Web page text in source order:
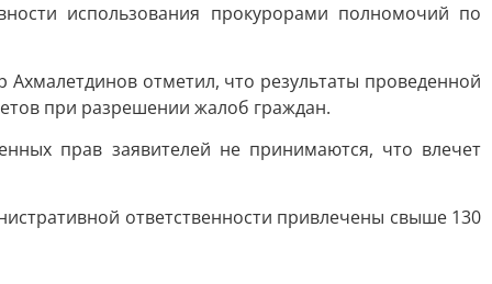
использования прокурорами полномочий по
отметил, что результаты проведенной
при разрешении жалоб граждан.
прав заявителей не принимаются, что влечет
ответственности привлечены свыше 130